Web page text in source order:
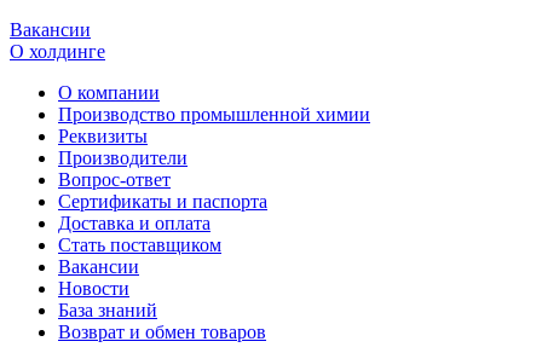
Вакансии
О холдинге
О компании
Производство промышленной химии
Реквизиты
Производители
Вопрос-ответ
Сертификаты и паспорта
Доставка и оплата
Стать поставщиком
Вакансии
Новости
База знаний
Возврат и обмен товаров